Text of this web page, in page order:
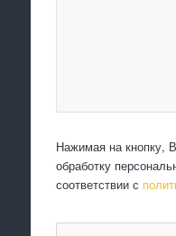
Нажимая на кнопку,
обработку
соответствии с